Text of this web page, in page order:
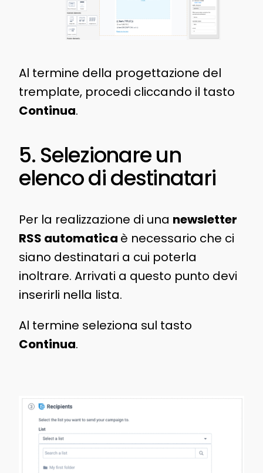
Al termine della progettazione del
tremplate, procedi cliccando il tasto
Continua.
5. Selezionare un
elenco di destinatari
Per la realizzazione di una newsletter
RSS automatica è necessario che ci
siano destinatari a cui poterla
inoltrare. Arrivati a questo punto devi
inserirli nella lista.
Al termine seleziona sul tasto
Continua.